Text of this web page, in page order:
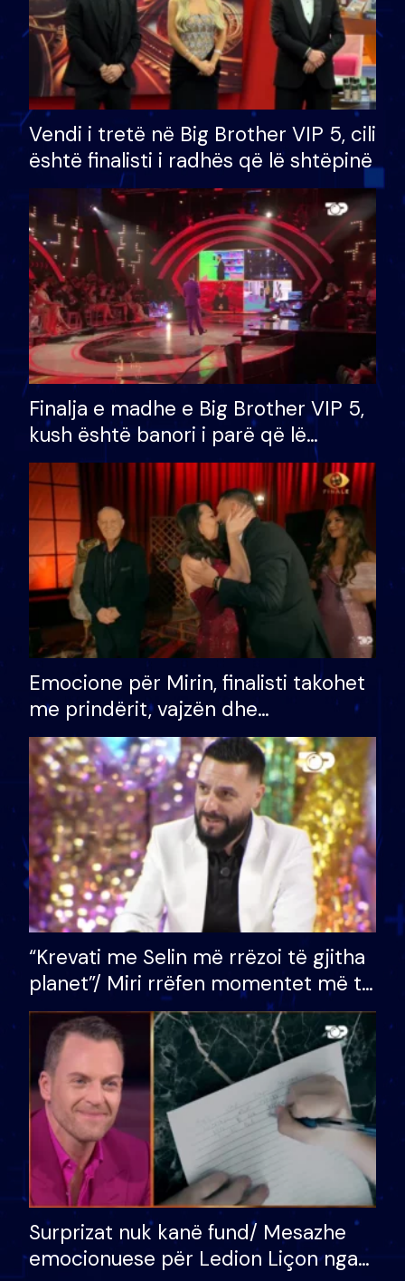
Vendi i tretë në Big Brother VIP 5, cili
është finalisti i radhës që lë shtëpinë
Finalja e madhe e Big Brother VIP 5,
kush është banori i parë që lë
shtëpinë dhe humb mundësinë për
të fituar çmimin e madh
Emocione për Mirin, finalisti takohet
me prindërit, vajzën dhe
bashkëshorten: S’kemi ndonjë letër
divorci apo jo?
“Krevati me Selin më rrëzoi të gjitha
planet”/ Miri rrëfen momentet më të
bukura në shtëpinë e BB VIP: Do më
mungojë zilja e mëngjesit kur…
Surprizat nuk kanë fund/ Mesazhe
emocionuese për Ledion Liçon nga